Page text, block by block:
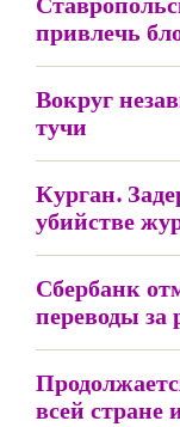
привлечь
Вокруг
тучи
Курган.
убийстве
Сбербанк
переводы за
всей стране